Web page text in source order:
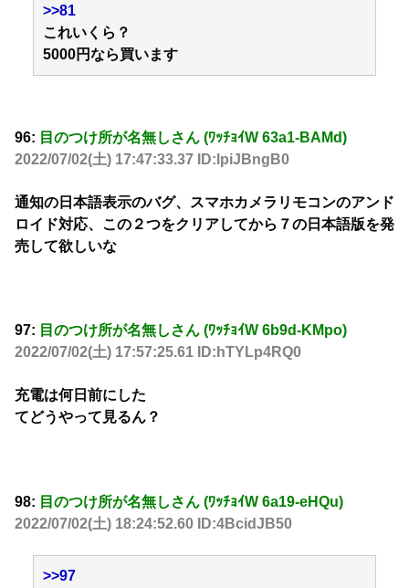
>>81
これいくら？
5000円なら買います
96: 目のつけ所が名無しさん (ﾜｯﾁｮｲW 63a1-BAMd)
2022/07/02(土) 17:47:33.37 ID:lpiJBngB0
通知の日本語表示のバグ、スマホカメラリモコンのアンド
ロイド対応、この２つをクリアしてから７の日本語版を発
売して欲しいな
97: 目のつけ所が名無しさん (ﾜｯﾁｮｲW 6b9d-KMpo)
2022/07/02(土) 17:57:25.61 ID:hTYLp4RQ0
充電は何日前にした
てどうやって見るん？
98: 目のつけ所が名無しさん (ﾜｯﾁｮｲW 6a19-eHQu)
2022/07/02(土) 18:24:52.60 ID:4BcidJB50
>>97